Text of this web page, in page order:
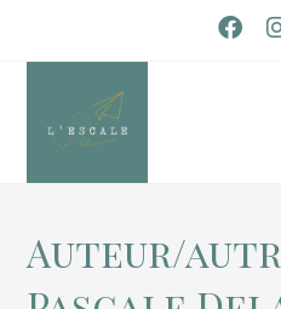
Auteur/